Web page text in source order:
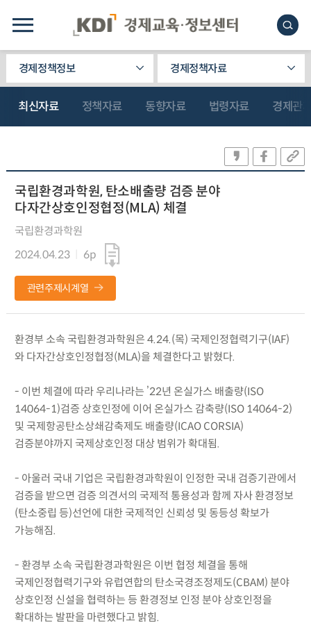
경제정책정보 경제정책자료
최신자료 정책자료 동향자료 법령자료 경제관
국립환경과학원, 탄소배출량 검증 분야
다자간상호인정협정(MLA) 체결
국립환경과학원
2024.04.23
6p
관련주제시계열
환경부 소속 국립환경과학원은 4.24.(목) 국제인정협력기구(IAF)
와 다자간상호인정협정(MLA)을 체결한다고 밝혔다.
- 이번 체결에 따라 우리나라는 ’22년 온실가스 배출량(ISO
14064-1)검증 상호인정에 이어 온실가스 감축량(ISO 14064-2)
및 국제항공탄소상쇄감축제도 배출량(ICAO CORSIA)
검증분야까지 국제상호인정 대상 범위가 확대됨.
- 아울러 국내 기업은 국립환경과학원이 인정한 국내 검증기관에서
검증을 받으면 검증 의견서의 국제적 통용성과 함께 자사 환경정보
(탄소중립 등)선언에 대한 국제적인 신뢰성 및 동등성 확보가
가능해짐.
- 환경부 소속 국립환경과학원은 이번 협정 체결을 통해
국제인정협력기구와 유럽연합의 탄소국경조정제도(CBAM) 분야
상호인정 신설을 협력하는 등 환경정보 인정 분야 상호인정을
확대하는 발판을 마련했다고 밝힘.